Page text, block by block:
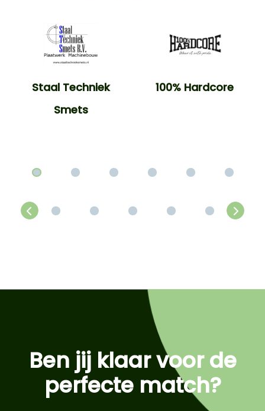
Staal Techniek
Smets
100% Hardcore
Ben jij klaar voor de
perfecte match?